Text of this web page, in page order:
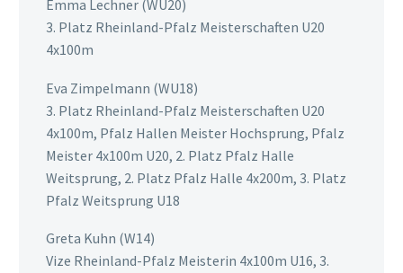
Emma Lechner (WU20)
3. Platz Rheinland-Pfalz Meisterschaften U20
4x100m
Eva Zimpelmann (WU18)
3. Platz Rheinland-Pfalz Meisterschaften U20
4x100m, Pfalz Hallen Meister Hochsprung, Pfalz
Meister 4x100m U20, 2. Platz Pfalz Halle
Weitsprung, 2. Platz Pfalz Halle 4x200m, 3. Platz
Pfalz Weitsprung U18
Greta Kuhn (W14)
Vize Rheinland-Pfalz Meisterin 4x100m U16, 3.